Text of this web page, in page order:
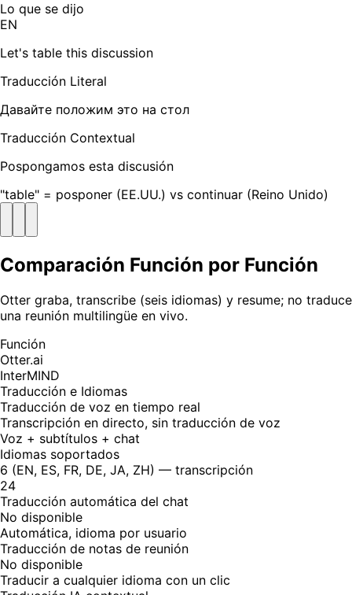
Lo que se dijo
EN
Let's table this discussion
Traducción Literal
Давайте положим это на стол
Traducción Contextual
Pospongamos esta discusión
"table" = posponer (EE.UU.) vs continuar (Reino Unido)
Comparación Función por Función
Otter graba, transcribe (seis idiomas) y resume; no traduce
una reunión multilingüe en vivo.
Función
Otter.ai
InterMIND
Traducción e Idiomas
Traducción de voz en tiempo real
Transcripción en directo, sin traducción de voz
Voz + subtítulos + chat
Idiomas soportados
6 (EN, ES, FR, DE, JA, ZH) — transcripción
24
Traducción automática del chat
No disponible
Automática, idioma por usuario
Traducción de notas de reunión
No disponible
Traducir a cualquier idioma con un clic